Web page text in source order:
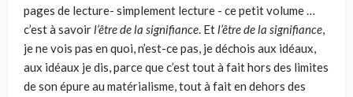
pages de lecture- simplement lecture ­- ce petit volume …
c’est à savoirl’être de la signifiance. Etl’être de la signifiance,
je ne vois pas en quoi, n’est-ce pas, je déchois aux idéaux,
aux idéaux je dis, parce que c’est tout à fait hors des limites
de son épure au matérialisme, tout à fait en dehors des